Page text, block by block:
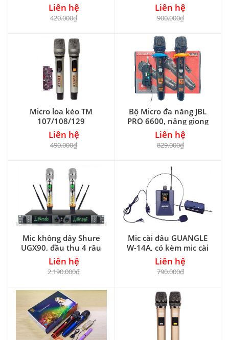
Liên hệ
420.000₫
Liên hệ
900.000₫
Micro loa kéo TM
107/108/129
Liên hệ
490.000₫
Bộ Micro đa năng JBL
PRO 6600, nâng giọng
và chống hú
Liên hệ
829.000₫
Mic không dây Shure
UGX90, đầu thu 4 râu
Liên hệ
2.190.000₫
Mic cài đâu GUANGLE
W-14A, có kèm mic cài
áo
Liên hệ
790.000₫